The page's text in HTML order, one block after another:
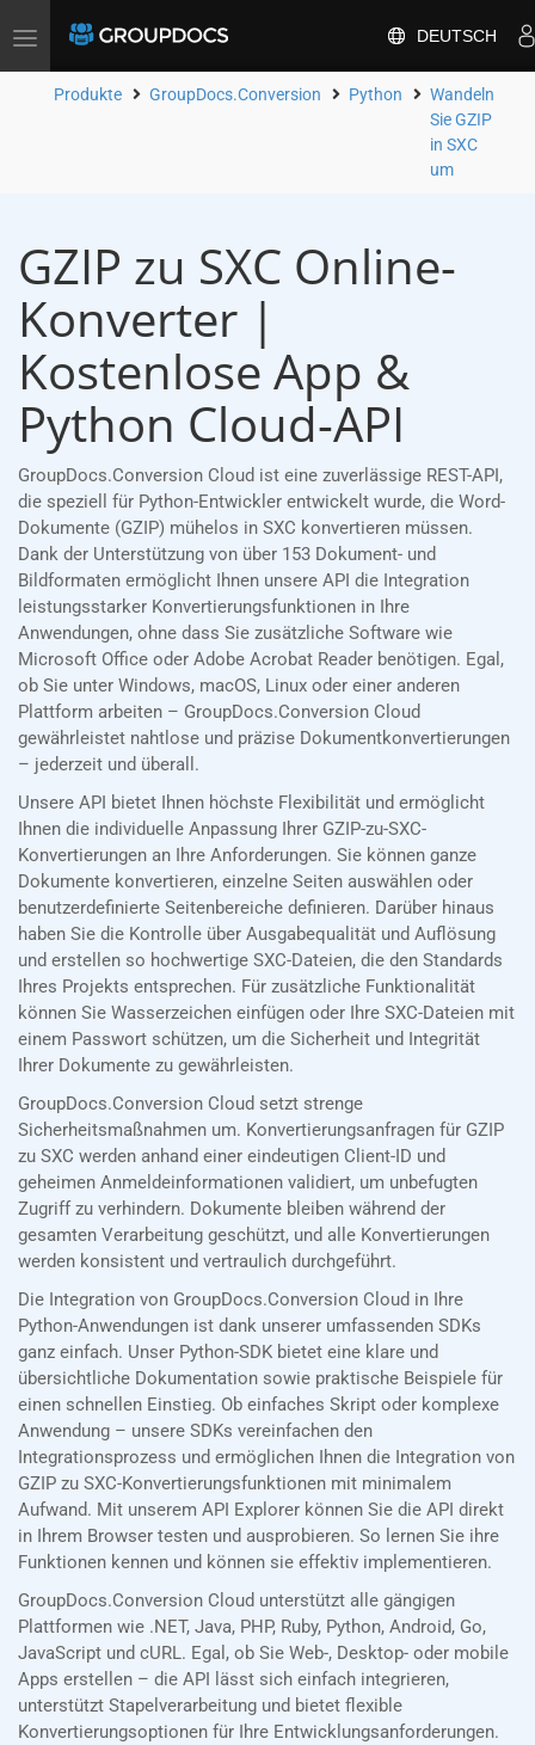
Toggle
DEUTSCH
Produkte GroupDocs.Conversion Python
Wandeln
Sie GZIP
in SXC
um
GZIP zu SXC Online-
Konverter |
Kostenlose App &
Python Cloud-API
GroupDocs.Conversion Cloud ist eine zuverlässige REST-API,
die speziell für Python-Entwickler entwickelt wurde, die Word-
Dokumente (GZIP) mühelos in SXC konvertieren müssen.
Dank der Unterstützung von über 153 Dokument- und
Bildformaten ermöglicht Ihnen unsere API die Integration
leistungsstarker Konvertierungsfunktionen in Ihre
Anwendungen, ohne dass Sie zusätzliche Software wie
Microsoft Office oder Adobe Acrobat Reader benötigen. Egal,
ob Sie unter Windows, macOS, Linux oder einer anderen
Plattform arbeiten – GroupDocs.Conversion Cloud
gewährleistet nahtlose und präzise Dokumentkonvertierungen
– jederzeit und überall.
Unsere API bietet Ihnen höchste Flexibilität und ermöglicht
Ihnen die individuelle Anpassung Ihrer GZIP-zu-SXC-
Konvertierungen an Ihre Anforderungen. Sie können ganze
Dokumente konvertieren, einzelne Seiten auswählen oder
benutzerdefinierte Seitenbereiche definieren. Darüber hinaus
haben Sie die Kontrolle über Ausgabequalität und Auflösung
und erstellen so hochwertige SXC-Dateien, die den Standards
Ihres Projekts entsprechen. Für zusätzliche Funktionalität
können Sie Wasserzeichen einfügen oder Ihre SXC-Dateien mit
einem Passwort schützen, um die Sicherheit und Integrität
Ihrer Dokumente zu gewährleisten.
GroupDocs.Conversion Cloud setzt strenge
Sicherheitsmaßnahmen um. Konvertierungsanfragen für GZIP
zu SXC werden anhand einer eindeutigen Client-ID und
geheimen Anmeldeinformationen validiert, um unbefugten
Zugriff zu verhindern. Dokumente bleiben während der
gesamten Verarbeitung geschützt, und alle Konvertierungen
werden konsistent und vertraulich durchgeführt.
Die Integration von GroupDocs.Conversion Cloud in Ihre
Python-Anwendungen ist dank unserer umfassenden SDKs
ganz einfach. Unser Python-SDK bietet eine klare und
übersichtliche Dokumentation sowie praktische Beispiele für
einen schnellen Einstieg. Ob einfaches Skript oder komplexe
Anwendung – unsere SDKs vereinfachen den
Integrationsprozess und ermöglichen Ihnen die Integration von
GZIP zu SXC-Konvertierungsfunktionen mit minimalem
Aufwand. Mit unserem API Explorer können Sie die API direkt
in Ihrem Browser testen und ausprobieren. So lernen Sie ihre
Funktionen kennen und können sie effektiv implementieren.
GroupDocs.Conversion Cloud unterstützt alle gängigen
Plattformen wie .NET, Java, PHP, Ruby, Python, Android, Go,
JavaScript und cURL. Egal, ob Sie Web-, Desktop- oder mobile
Apps erstellen – die API lässt sich einfach integrieren,
unterstützt Stapelverarbeitung und bietet flexible
Konvertierungsoptionen für Ihre Entwicklungsanforderungen.